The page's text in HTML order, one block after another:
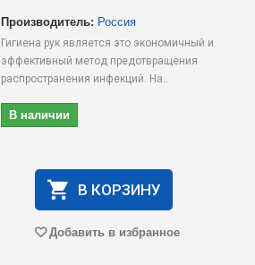
Производитель: Россия
Гигиена рук является это экономичный и
эффективный метод предотвращения
распространения инфекций. На..
В наличии
В КОРЗИНУ
Добавить в избранное